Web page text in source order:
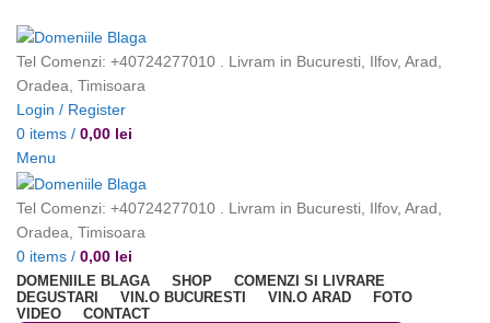
Tel Comenzi: +40724277010 . Livram in Bucuresti, Ilfov, Arad,
Oradea, Timisoara
Login / Register
0 items / 0,00 lei
Menu
Tel Comenzi: +40724277010 . Livram in Bucuresti, Ilfov, Arad,
Oradea, Timisoara
0 items / 0,00 lei
DOMENIILE BLAGA SHOP
COMENZI SI LIVRARE
DEGUSTARI
VIN.O BUCURESTI VIN.O ARAD
FOTO
VIDEO
CONTACT